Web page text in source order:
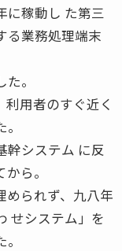
に稼動し た第三
る業務処理端末
。
用者のすぐ近く
幹システム に反
ら。
められず、九八年
せシステム」を